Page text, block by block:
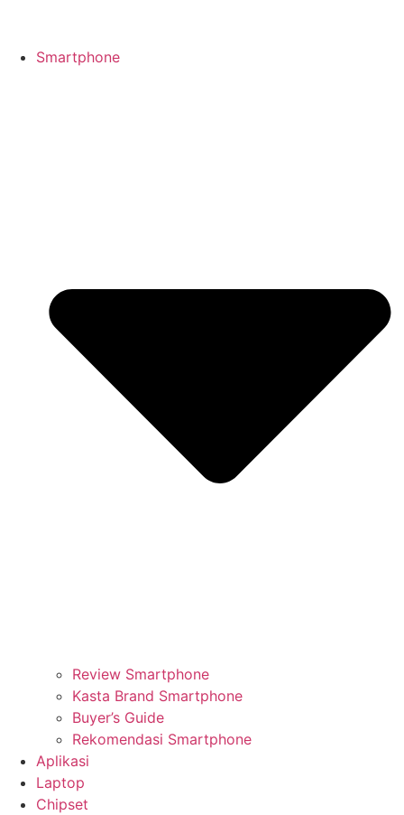
Smartphone
Review Smartphone
Kasta Brand Smartphone
Buyer’s Guide
Rekomendasi Smartphone
Aplikasi
Laptop
Chipset